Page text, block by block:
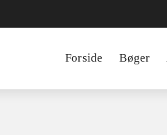
Forside Bøger